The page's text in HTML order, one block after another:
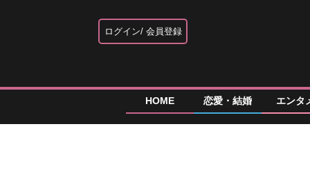
ログイン 会員登録
HOME 恋愛・結婚 エンタ